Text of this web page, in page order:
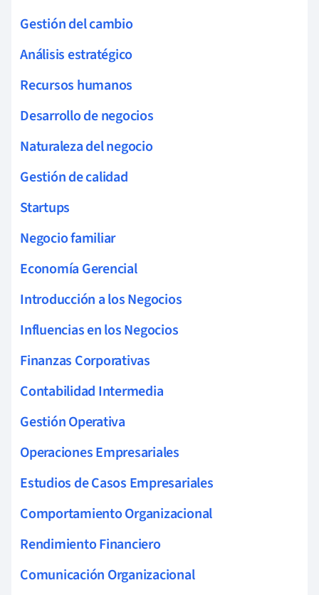
Gestión del cambio
Análisis estratégico
Recursos humanos
Desarrollo de negocios
Naturaleza del negocio
Gestión de calidad
Startups
Negocio familiar
Economía Gerencial
Introducción a los Negocios
Influencias en los Negocios
Finanzas Corporativas
Contabilidad Intermedia
Gestión Operativa
Operaciones Empresariales
Estudios de Casos Empresariales
Comportamiento Organizacional
Rendimiento Financiero
Comunicación Organizacional